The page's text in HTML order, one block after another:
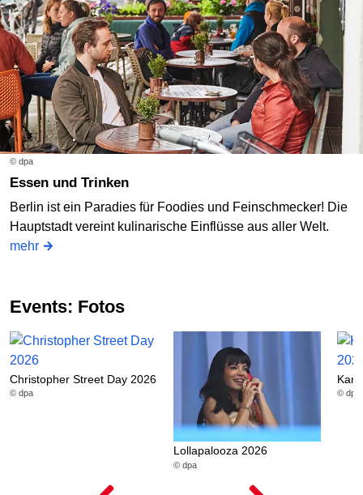
© dpa
Essen und Trinken
Berlin ist ein Paradies für Foodies und Feinschmecker! Die
Hauptstadt vereint kulinarische Einflüsse aus aller Welt.
mehr
Events: Fotos
Christopher Street Day 2026
© dpa
Lollapalooza 2026
© dpa
© dpa